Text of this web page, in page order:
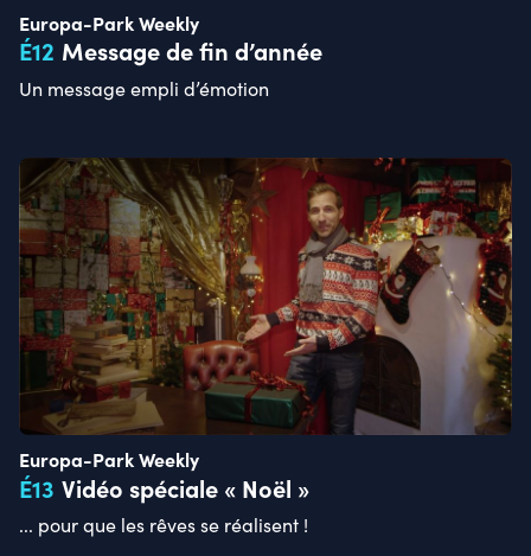
Europa-Park Weekly
É12 Message de fin d’année
Un message empli d’émotion
Europa-Park Weekly
É13 Vidéo spéciale « Noël »
... pour que les rêves se réalisent !